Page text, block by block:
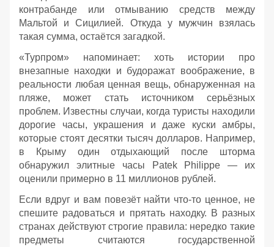
контрабанде или отмыванию средств между
Мальтой и Сицилией. Откуда у мужчин взялась
такая сумма, остаётся загадкой.
«Турпром» напоминает: хоть истории про
внезапные находки и будоражат воображение, в
реальности любая ценная вещь, обнаруженная на
пляже, может стать источником серьёзных
проблем. Известны случаи, когда туристы находили
дорогие часы, украшения и даже куски амбры,
которые стоят десятки тысяч долларов. Например,
в Крыму один отдыхающий после шторма
обнаружил элитные часы Patek Philippe — их
оценили примерно в 11 миллионов рублей.
Если вдруг и вам повезёт найти что‑то ценное, не
спешите радоваться и прятать находку. В разных
странах действуют строгие правила: нередко такие
предметы считаются государственной